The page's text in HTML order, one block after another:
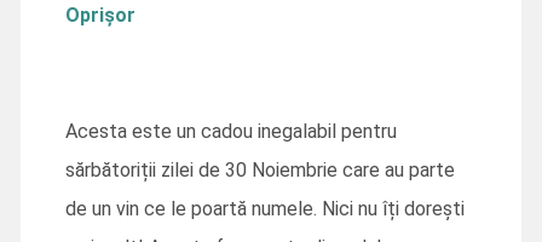
Oprișor
Acesta este un cadou inegalabil pentru
sărbătoriții zilei de 30 Noiembrie care au parte
de un vin ce le poartă numele. Nici nu îți dorești